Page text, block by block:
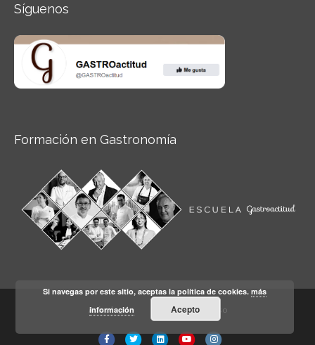
Síguenos
Formación en Gastronomía
Aviso legal Condiciones de Uso
FacebookTwitterLinkedinYoutubeInstagram
Si navegas por este sitio, aceptas la política de cookies.más
información
Acepto